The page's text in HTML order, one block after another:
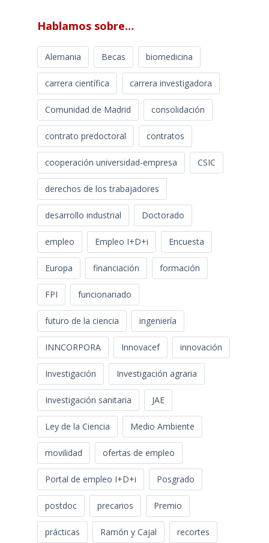
Hablamos sobre…
Alemania Becas biomedicina
carrera científica carrera investigadora
Comunidad de Madrid consolidación
contrato predoctoral contratos
cooperación universidad-empresa CSIC
derechos de los trabajadores
desarrollo industrial Doctorado
empleo Empleo I+D+i Encuesta
Europa financiación formación
FPI funcionariado
futuro de la ciencia ingeniería
INNCORPORA Innovacef innovación
Investigación Investigación agraria
Investigación sanitaria JAE
Ley de la Ciencia Medio Ambiente
movilidad ofertas de empleo
Portal de empleo I+D+i Posgrado
postdoc precarios Premio
prácticas Ramón y Cajal recortes